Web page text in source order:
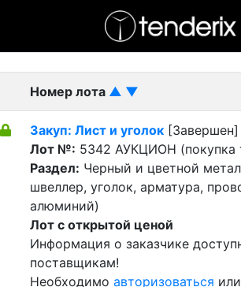
- Завершенный лот
Номер лота ▲ ▼
Закуп: Лист и уголок [Завершен]
Лот №: 5342 АУКЦИОН (покупка
Раздел: Черный и цветной
швеллер, уголок, арматура,
алюминий)
Лот с открытой ценой
Информация о заказчике
поставщикам!
Необходимо авторизоваться или